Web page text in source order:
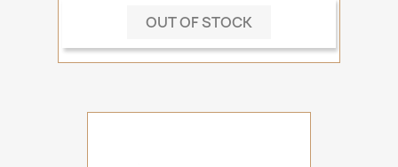
OUT OF STOCK